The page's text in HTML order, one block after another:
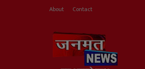
About Contact